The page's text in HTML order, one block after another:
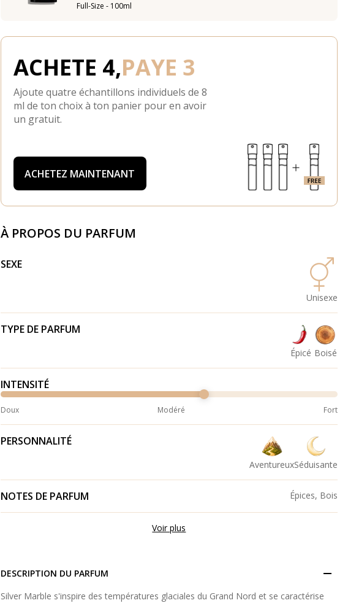
Full-Size - 100ml
ACHETE 4,PAYE 3
Ajoute quatre échantillons individuels de 8
ml de ton choix à ton panier pour en avoir
un gratuit.
ACHETEZ MAINTENANT
À PROPOS DU PARFUM
SEXE
Unisexe
TYPE DE PARFUM
Épicé Boisé
INTENSITÉ
Doux Modéré Fort
PERSONNALITÉ
AventureuxSéduisante
NOTES DE PARFUM Épices, Bois
Voir plus
DESCRIPTION DU PARFUM
Silver Marble s'inspire des températures glaciales du Grand Nord et se caractérise